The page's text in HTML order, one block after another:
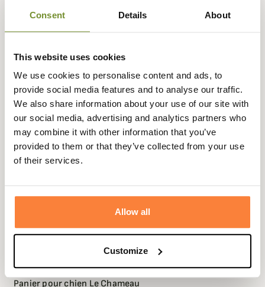
Consent Details About
This website uses cookies
We use cookies to personalise content and ads, to
provide social media features and to analyse our traffic.
We also share information about your use of our site with
our social media, advertising and analytics partners who
may combine it with other information that you’ve
provided to them or that they’ve collected from your use
of their services.
Allow all
Customize
LE CHAMEAU
Panier pour chien Le Chameau